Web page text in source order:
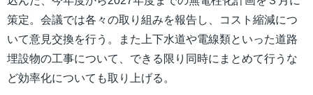
策定。会議では各々の取り組みを報告し、コスト縮減につ
いて意見交換を行う。また上下水道や電線類といった道路
埋設物の工事について、できる限り同時にまとめて行うな
ど効率化についても取り上げる。